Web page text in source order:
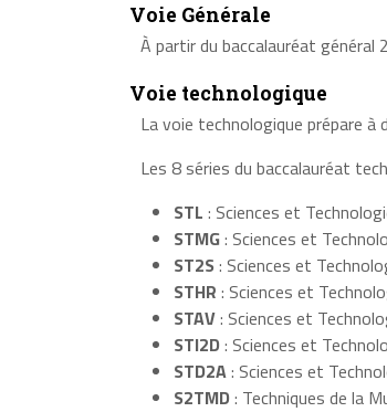
Voie Générale
À partir du baccalauréat général
Voie technologique
La voie technologique prépare à
Les 8 séries du baccalauréat
STL : Sciences et
STMG: Sciences et
ST2S : Sciences et
STHR : Sciences et
STAV: Sciences et
STI2D: Sciences et
STD2A: Sciences et
S2TMD: Techniques de la